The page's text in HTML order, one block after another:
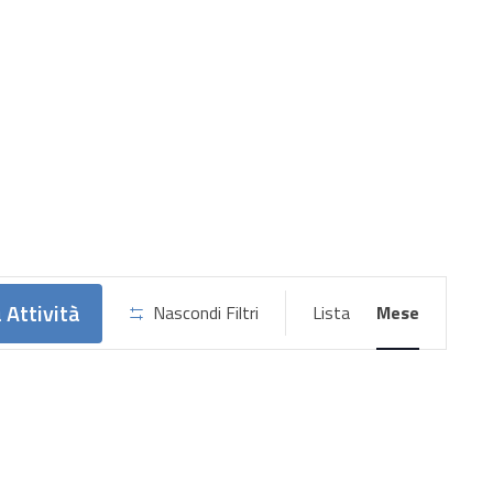
Attività Nascondi Filtri Lista Mese